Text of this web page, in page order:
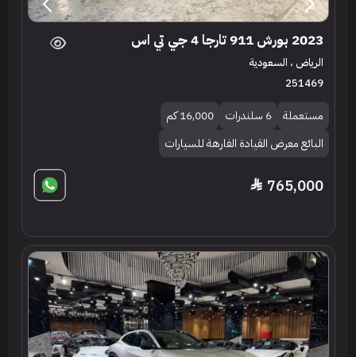
2023 بورش 911 تارجا 4 جي تي اس
الرياض ، السعودية
251469
مستعملة 6 سلندرات
16,000 كم
البائع معرض القيادة الفارهة للسيارات
765,000